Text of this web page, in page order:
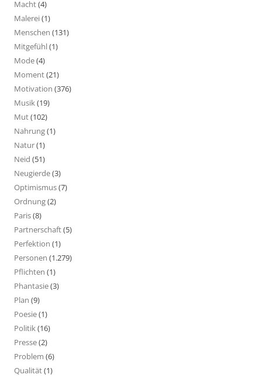
Macht(4)
Malerei(1)
Menschen (131)
Mitgefühl(1)
Mode(4)
Moment(21)
Motivation (376)
Musik(19)
Mut(102)
Nahrung(1)
Natur(1)
Neid (51)
Neugierde(3)
Optimismus(7)
Ordnung(2)
Paris(8)
Partnerschaft(5)
Perfektion (1)
Personen (1.279)
Pflichten (1)
Phantasie(3)
Plan (9)
Poesie(1)
Politik(16)
Presse(2)
Problem (6)
Qualität(1)